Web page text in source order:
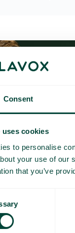
Consent
uses cookies
to personalise
your use of our
that you’ve